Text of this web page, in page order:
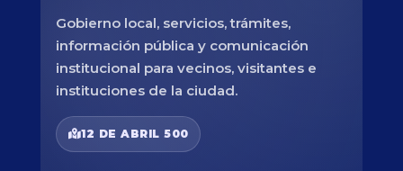
Gobierno local, servicios, trámites,
información pública y comunicación
institucional para vecinos, visitantes e
instituciones de la ciudad.
12 DE ABRIL 500